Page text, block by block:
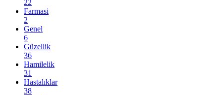
22
Farmasi
2
Genel
6
Güzellik
36
Hamilelik
31
Hastalıklar
38